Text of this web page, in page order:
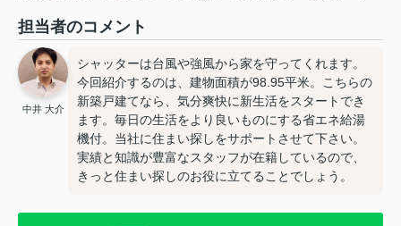
担当者のコメント
中井 大介
シャッターは台風や強風から家を守ってくれます。
今回紹介するのは、建物面積が98.95平米。こちらの
新築戸建てなら、気分爽快に新生活をスタートでき
ます。毎日の生活をより良いものにする省エネ給湯
機付。当社に住まい探しをサポートさせて下さい。
実績と知識が豊富なスタッフが在籍しているので、
きっと住まい探しのお役に立てることでしょう。